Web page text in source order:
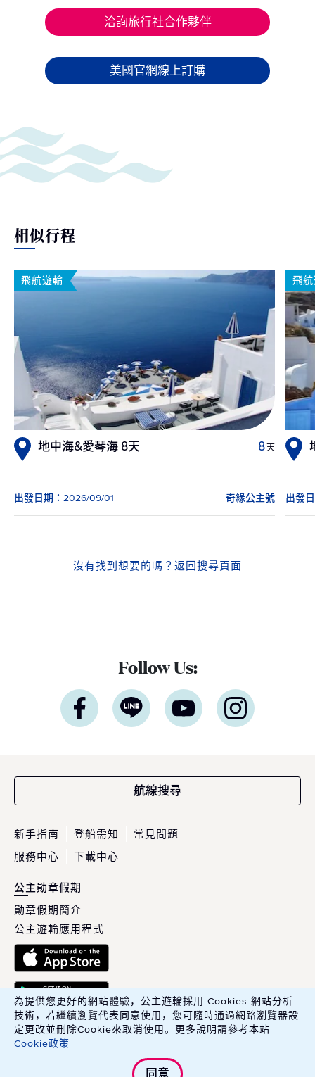
洽詢旅行社合作夥伴
美國官網線上訂購
相似行程
飛航遊輪
地中海&愛琴海 8天 8天
出發日期：2026/09/01 奇緣公主號
飛
出發
沒有找到想要的嗎？ 返回搜尋頁面
Follow Us:
航線搜尋
新手指南 登船需知
常見問題
服務中心
下載中心
公主勛章假期
勛章假期簡介
公主遊輪應用程式
英商康年華旅行社股份有限公司臺灣分公司 Carnival PLC, Taiwan
為提供您更好的網站體驗，公主遊輪採用 Cookies 網站分析
技術，若繼續瀏覽代表同意使用，您可隨時通過網路瀏覽器設
定更改並刪除Cookie來取消使用。更多說明請參考本站
Cookie政策
同意